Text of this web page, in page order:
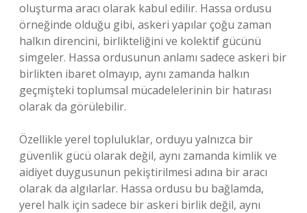
oluşturma aracı olarak kabul edilir. Hassa ordusu
örneğinde olduğu gibi, askeri yapılar çoğu zaman
halkın direncini, birlikteliğini ve kolektif gücünü
simgeler. Hassa ordusunun anlamı sadece askeri bir
birlikten ibaret olmayıp, aynı zamanda halkın
geçmişteki toplumsal mücadelelerinin bir hatırası
olarak da görülebilir.
Özellikle yerel topluluklar, orduyu yalnızca bir
güvenlik gücü olarak değil, aynı zamanda kimlik ve
aidiyet duygusunun pekiştirilmesi adına bir aracı
olarak da algılarlar. Hassa ordusu bu bağlamda,
yerel halk için sadece bir askeri birlik değil, aynı